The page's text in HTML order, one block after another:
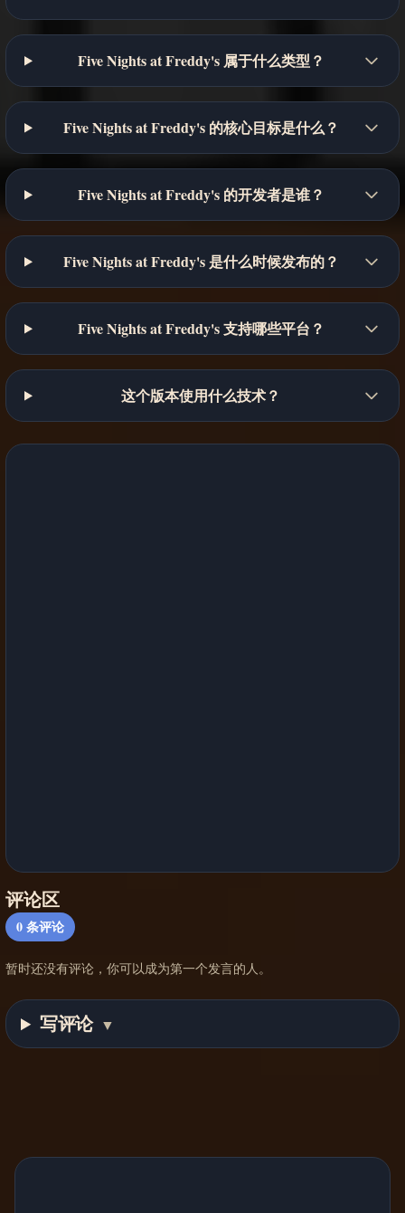
Five Nights at Freddy's 属于什么类型？
Five Nights at Freddy's 的核心目标是什么？
Five Nights at Freddy's 的开发者是谁？
Five Nights at Freddy's 是什么时候发布的？
Five Nights at Freddy's 支持哪些平台？
这个版本使用什么技术？
评论区
0条评论
暂时还没有评论，你可以成为第一个发言的人。
写评论 ▼